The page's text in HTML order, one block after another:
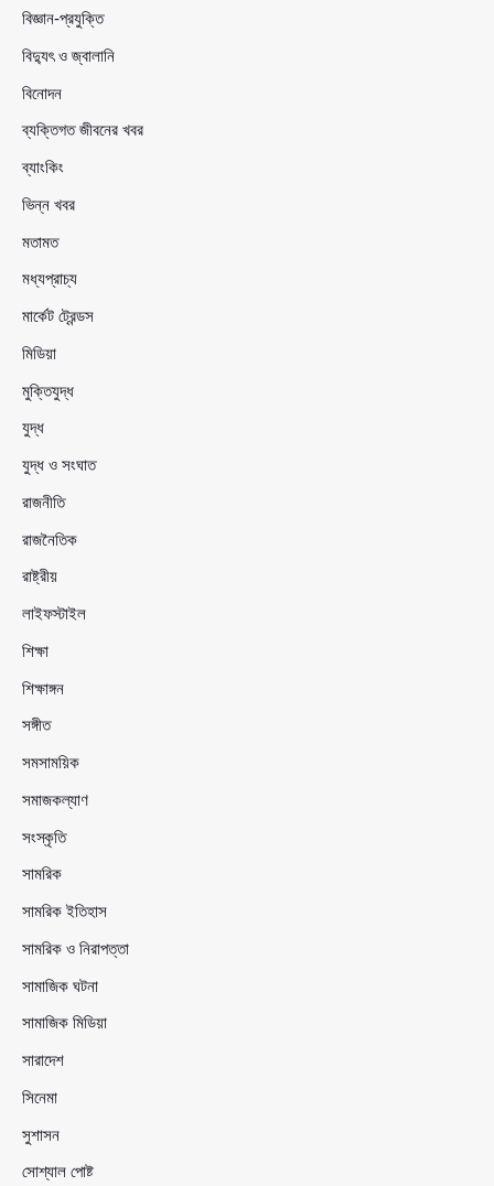
বিজ্ঞান-প্রযুক্তি
বিদ্যুৎ ও জ্বালানি
বিনোদন
ব্যক্তিগত জীবনের খবর
ব্যাংকিং
ভিন্ন খবর
মতামত
মধ্যপ্রাচ্য
মার্কেট ট্রেন্ডস
মিডিয়া
মুক্তিযুদ্ধ
যুদ্ধ
যুদ্ধ ও সংঘাত
রাজনীতি
রাজনৈতিক
রাষ্ট্রীয়
লাইফস্টাইল
শিক্ষা
শিক্ষাঙ্গন
সঙ্গীত
সমসাময়িক
সমাজকল্যাণ
সংস্কৃতি
সামরিক
সামরিক ইতিহাস
সামরিক ও নিরাপত্তা
সামাজিক ঘটনা
সামাজিক মিডিয়া
সারাদেশ
সিনেমা
সুশাসন
সোশ্যাল পোষ্ট